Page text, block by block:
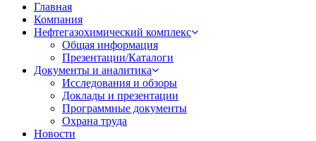
Главная
Компания
Нефтегазохимический комплекс
Общая информация
Презентации/Каталоги
Документы и аналитика
Исследования и обзоры
Доклады и презентации
Программные документы
Охрана труда
Новости